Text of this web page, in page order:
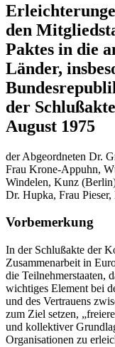
den
Paktes in die
Länder,
der
August 1975
der Abgeordneten Dr.
Frau Krone-Appuhn,
Windelen, Kunz
Dr. Hupka, Frau
Vorbemerkung
In der Schlußakte der
Zusammenarbeit in
die Teilnehmerstaaten,
wichtiges Element bei
und des Vertrauens
zum Ziel setzen,
und kollektiver
Organisationen zu